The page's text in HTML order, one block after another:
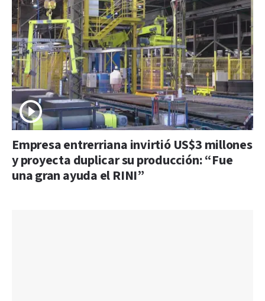
Empresa entrerriana invirtió US$3 millones
y proyecta duplicar su producción: “Fue
una gran ayuda el RINI”